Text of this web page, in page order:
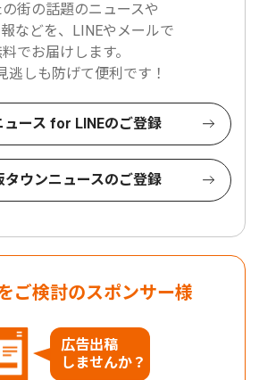
街の話題のニュースや
などを、LINEやメールで
でお届けします。
逃しも防げて便利です！
ュース for LINEのご登録
タウンニュースのご登録
ご検討のスポンサー様
広告出稿
しませんか？